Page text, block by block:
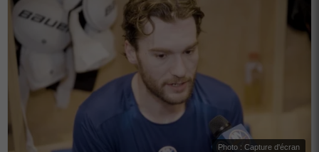
Photo : Capture d'écran